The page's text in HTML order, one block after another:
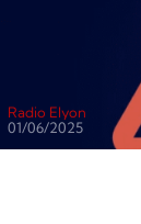
Radio Elyon
01/06/2025